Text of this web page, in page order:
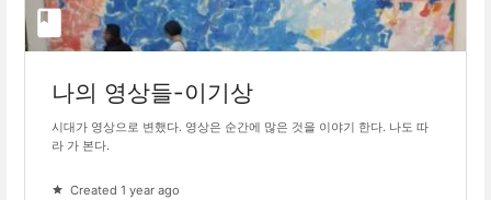
나의 영상들-이기상
시대가 영상으로 변했다. 영상은 순간에 많은 것을 이야기 한다. 나도 따
라 가 본다.
Created 1 year ago